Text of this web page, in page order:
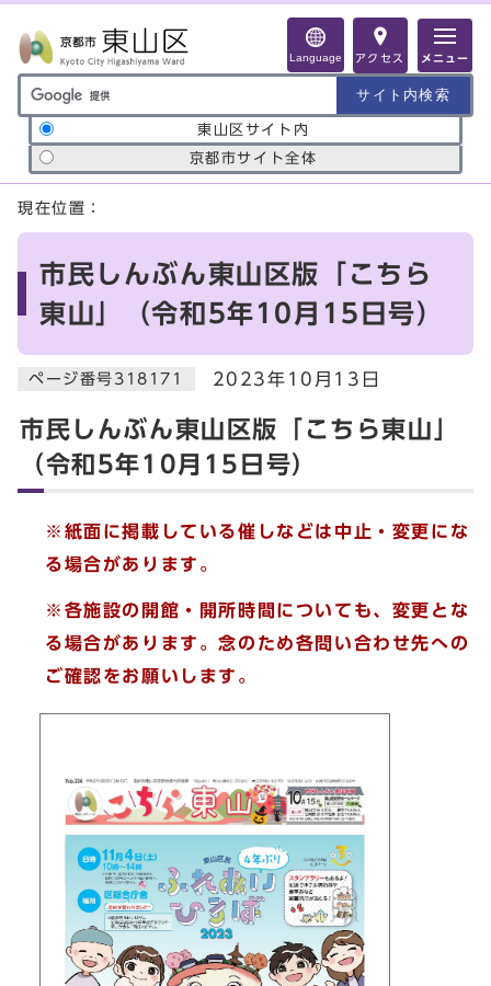
Language アクセス メニュー
サイト内検索の範囲
東山区サイト内
京都市サイト全体
ここから本文です
現在位置：
市民しんぶん東山区版「こちら
東山」（令和5年10月15日号）
ページ番号318171 2023年10月13日
市民しんぶん東山区版「こちら東山」
（令和5年10月15日号）
※紙面に掲載している催しなどは中止・変更にな
る場合があります。
※各施設の開館・開所時間についても、変更とな
る場合があります。念のため各問い合わせ先への
ご確認をお願いします。